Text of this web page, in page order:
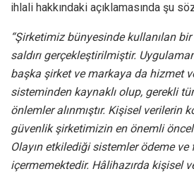
ihlali hakkındaki açıklamasında şu
“Şirketimiz bünyesinde kullanılan
saldırı gerçekleştirilmiştir.
başka şirket ve markaya da hizmet
sisteminden kaynaklı olup, gerekli
önlemler alınmıştır. Kişisel verilerin
güvenlik şirketimizin en önemli
Olayın etkilediği sistemler ödeme
içermemektedir. Hâlihazırda kişisel